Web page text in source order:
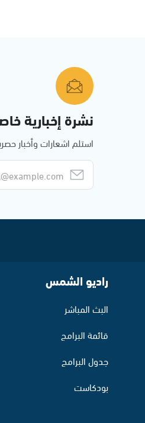
نشرة إخبارية
استلم اشعارات وأخبار
راديو الشمس
البث المباشر
قائمة البرامج
جدول البرامج
بودكاست